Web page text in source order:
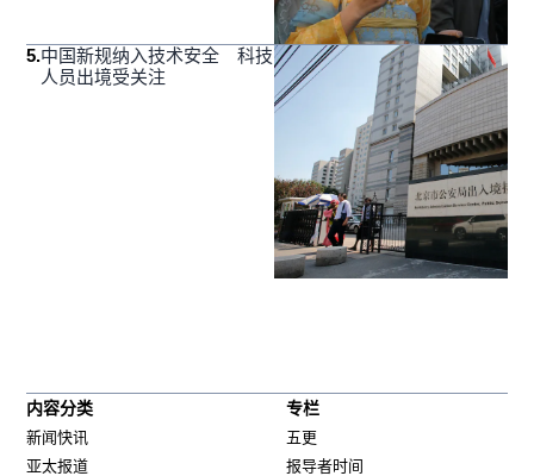
5.中国新规纳入技术安全 科技
人员出境受关注
内容分类
新闻快讯
亚太报道
专栏
五更
报导者时间